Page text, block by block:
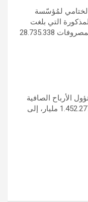
لمُؤسّسة
التي بلغت
إيراداتها 30.187.615 مليار دينار وبلغت المصروفات 28.735.338
الأرباح الصافية
لـ«مؤسسة البترول» وشركاتها، وقدرها 1.452.277 مليار، إلى